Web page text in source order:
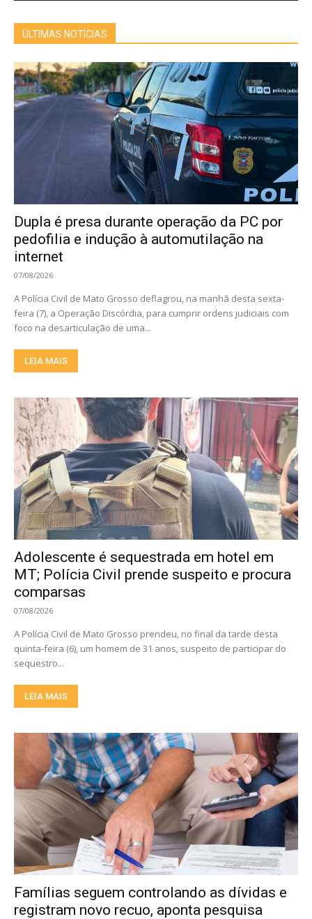
ÚLTIMAS NOTÍCIAS
Dupla é presa durante operação da PC por
pedofilia e indução à automutilação na
internet
07/08/2026
A Polícia Civil de Mato Grosso deflagrou, na manhã desta sexta-
feira (7), a Operação Discórdia, para cumprir ordens judiciais com
foco na desarticulação de uma...
LEIA MAIS
Adolescente é sequestrada em hotel em
MT; Polícia Civil prende suspeito e procura
comparsas
07/08/2026
A Polícia Civil de Mato Grosso prendeu, no final da tarde desta
quinta-feira (6), um homem de 31 anos, suspeito de participar do
sequestro...
LEIA MAIS
Famílias seguem controlando as dívidas e
registram novo recuo, aponta pesquisa